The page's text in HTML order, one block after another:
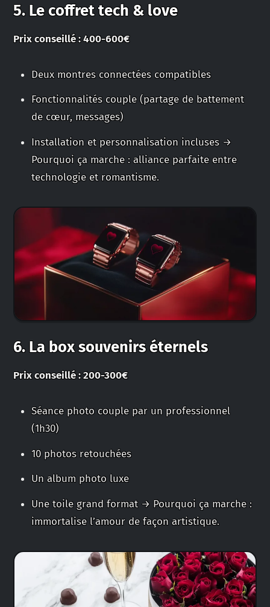
5. Le coffret tech & love
Prix conseillé : 400-600€
Deux montres connectées compatibles
Fonctionnalités couple (partage de battement
de cœur, messages)
Installation et personnalisation incluses →
Pourquoi ça marche : alliance parfaite entre
technologie et romantisme.
6. La box souvenirs éternels
Prix conseillé : 200-300€
Séance photo couple par un professionnel
(1h30)
10 photos retouchées
Un album photo luxe
Une toile grand format → Pourquoi ça marche :
immortalise l’amour de façon artistique.